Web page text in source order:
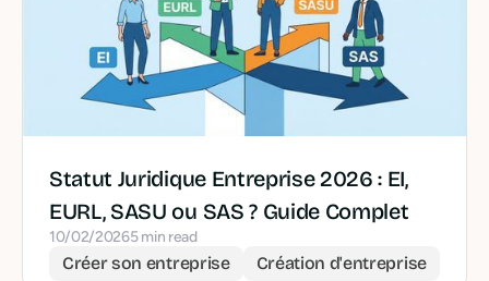
Statut Juridique Entreprise 2026 : EI,
EURL, SASU ou SAS ? Guide Complet
10/02/20265 min read
Créer son entreprise Création d'entreprise